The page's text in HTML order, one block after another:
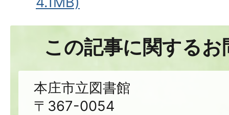
この記事に関する
本庄市立図書館
〒367-0054